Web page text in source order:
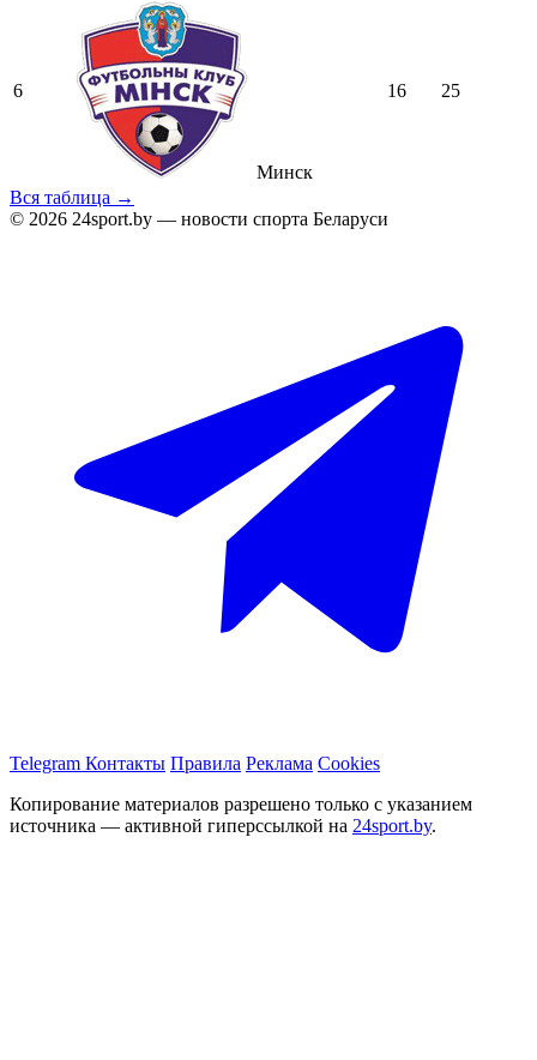
6
Минск
16 25
Вся таблица →
© 2026 24sport.by — новости спорта Беларуси
Telegram Контакты Правила Реклама Cookies
Копирование материалов разрешено только с указанием
источника — активной гиперссылкой на 24sport.by.